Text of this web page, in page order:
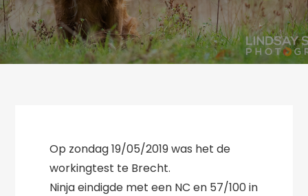
Op zondag 19/05/2019 was het de
workingtest te Brecht.
Ninja eindigde met een NC en 57/100 in